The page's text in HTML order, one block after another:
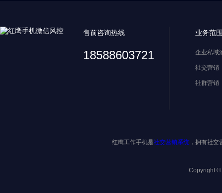
售前咨询热线
18588603721
业务范
企业私域
社交营销
社群营销
红鹰工作手机是社交营销系统 ，拥有社
Copyright ©